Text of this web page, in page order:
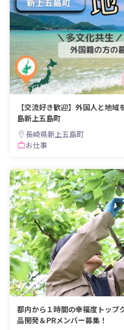
【交流好き歓迎】外国人と地
島新上五島町
長崎県新上五島町
お仕事
都内から１時間の幸福度トップ
品開発＆PRメンバー募集！